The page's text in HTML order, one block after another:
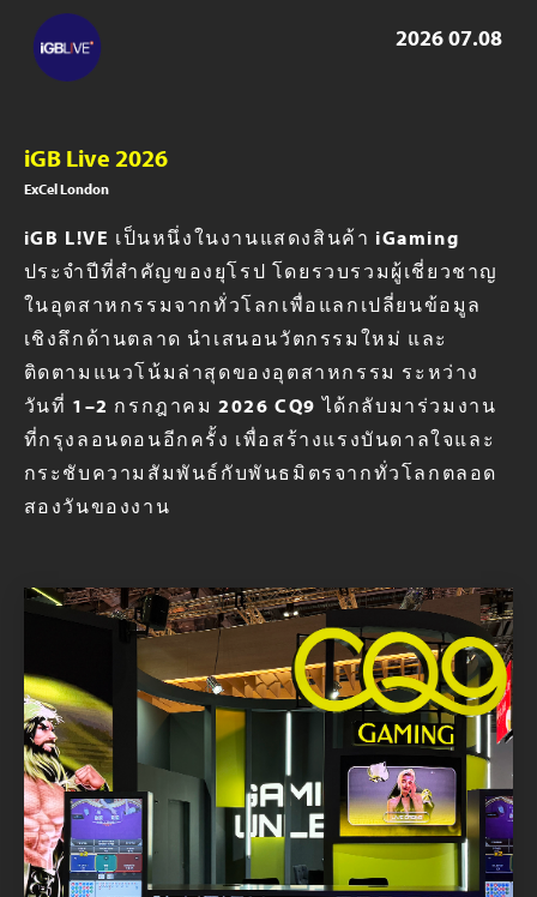
202607.08
iGB Live 2026
ExCel London
iGB L!VE เป็นหนึ่งในงานแสดงสินค้า iGaming
ประจำปีที่สำคัญของยุโรป โดยรวบรวมผู้เชี่ยวชาญ
ในอุตสาหกรรมจากทั่วโลกเพื่อแลกเปลี่ยนข้อมูล
เชิงลึกด้านตลาด นำเสนอนวัตกรรมใหม่ และ
ติดตามแนวโน้มล่าสุดของอุตสาหกรรม ระหว่าง
วันที่ 1–2 กรกฎาคม 2026 CQ9 ได้กลับมาร่วมงาน
ที่กรุงลอนดอนอีกครั้ง เพื่อสร้างแรงบันดาลใจและ
กระชับความสัมพันธ์กับพันธมิตรจากทั่วโลกตลอด
สองวันของงาน